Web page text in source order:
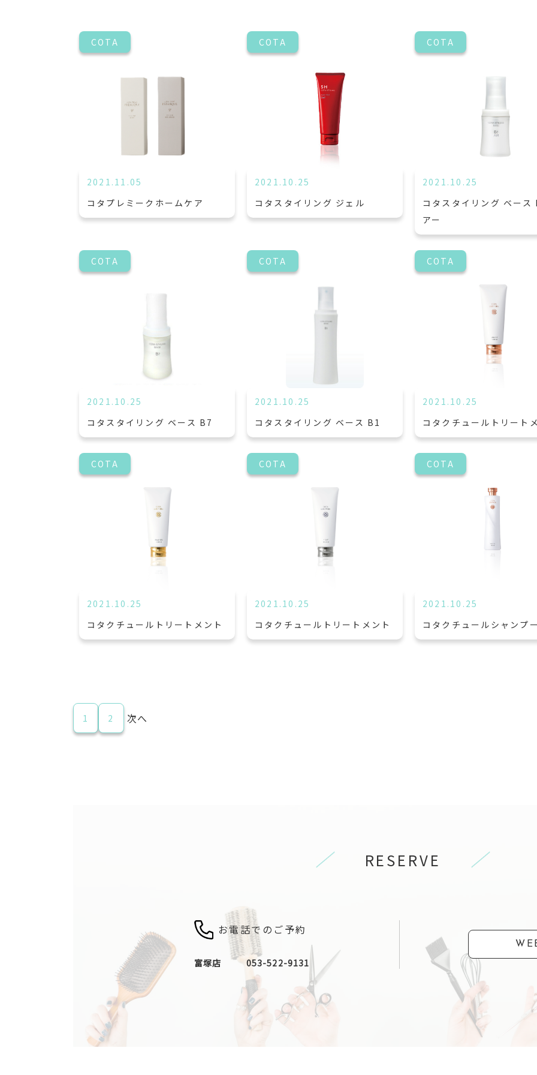
COTA
2021.11.05
コタプレミークホームケア
COTA
2021.10.25
コタスタイリング ジェル
COTA
2021.10.25
コタスタイリング ベース
アー
COTA
2021.10.25
コタスタイリング ベース B7
COTA
2021.10.25
コタスタイリング ベース B1
COTA
2021.10.25
コタクチュールトリート
COTA
2021.10.25
コタクチュールトリートメント
COTA
2021.10.25
コタクチュールトリートメント
COTA
2021.10.25
コタクチュールシャンプ
1 2 次へ
RESERVE
お電話でのご予約
富塚店 053-522-9131